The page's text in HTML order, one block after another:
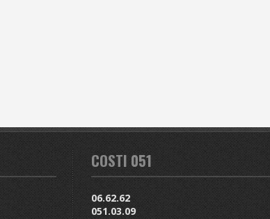
COSTI 051
06.62.62
051.03.09